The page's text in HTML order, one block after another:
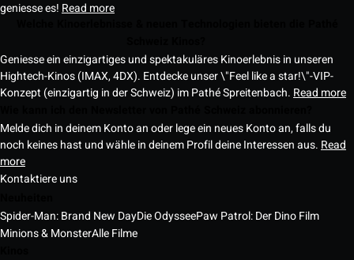
geniesse es! Read more
Geniesse ein einzigartiges und spektakuläres Kinoerlebnis in unseren
Hightech-Kinos (IMAX, 4DX). Entdecke unser \"Feel like a star!\"-VIP-
Konzept (einzigartig in der Schweiz) im Pathé Spreitenbach. Read more
Melde dich in deinem Konto an oder lege ein neues Konto an, falls du
noch keines hast und wähle in deinem Profil deine Interessen aus. Read
more
Kontaktiere uns
Spider-Man: Brand New DayDie OdysseePaw Patrol: Der Dino Film
Minions & MonsterAlle Filme